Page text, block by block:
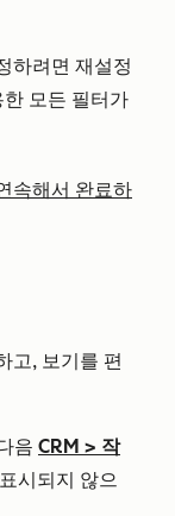
하려면 재설정
모든 필터가
속해서 완료하
고, 보기를 편
음 CRM > 작
시되지 않으